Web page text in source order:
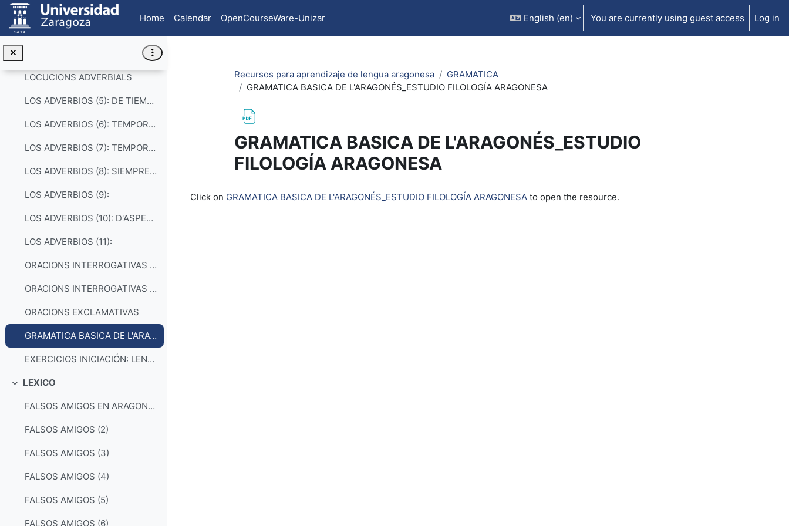
Skip to main content
Home
Calendar OpenCourseWare-Unizar English ‎(en)‎ You are currently using guest access Log in
LOCUCIONS ADVERBIALS
LOS ADVERBIOS (5): DE TIEMPO
LOS ADVERBIOS (6): TEMPORALS
LOS ADVERBIOS (7): TEMPORALS
LOS ADVERBIOS (8): SIEMPRE-SEMPRE, NUNCA, MAI
LOS ADVERBIOS (9):
LOS ADVERBIOS (10): D'ASPECTO
LOS ADVERBIOS (11):
ORACIONS INTERROGATIVAS (1): QUÉ
ORACIONS INTERROGATIVAS (2): QUI
ORACIONS EXCLAMATIVAS
GRAMATICA BASICA DE L'ARAGONÉS_ESTUDIO FILOLOGÍA ARAGONESA
EXERCICIOS INICIACIÓN: LENGUA ARAGONESA (ROLDE ESTUDIOS ARAGONESES)
Collapse
LEXICO
FALSOS AMIGOS EN ARAGONÉS (1)
FALSOS AMIGOS (2)
FALSOS AMIGOS (3)
FALSOS AMIGOS (4)
FALSOS AMIGOS (5)
FALSOS AMIGOS (6)
Recursos para aprendizaje de lengua aragonesa
GRAMATICA
GRAMATICA BASICA DE L'ARAGONÉS_ESTUDIO FILOLOGÍA ARAGONESA
GRAMATICA BASICA DE L'ARAGONÉS_ESTUDIO
FILOLOGÍA ARAGONESA
Click on GRAMATICA BASICA DE L'ARAGONÉS_ESTUDIO FILOLOGÍA ARAGONESA to open the resource.